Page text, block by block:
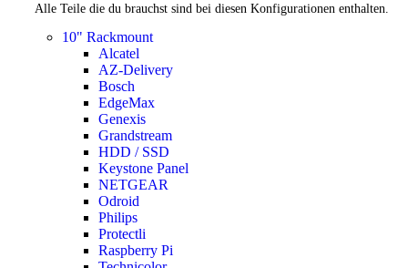
Alle Teile die du brauchst sind bei diesen Konfigurationen enthalten.
10" Rackmount
Alcatel
AZ-Delivery
Bosch
EdgeMax
Genexis
Grandstream
HDD / SSD
Keystone Panel
NETGEAR
Odroid
Philips
Protectli
Raspberry Pi